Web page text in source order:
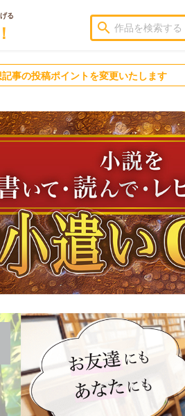
る
search
事の投稿ポイントを変更いたします